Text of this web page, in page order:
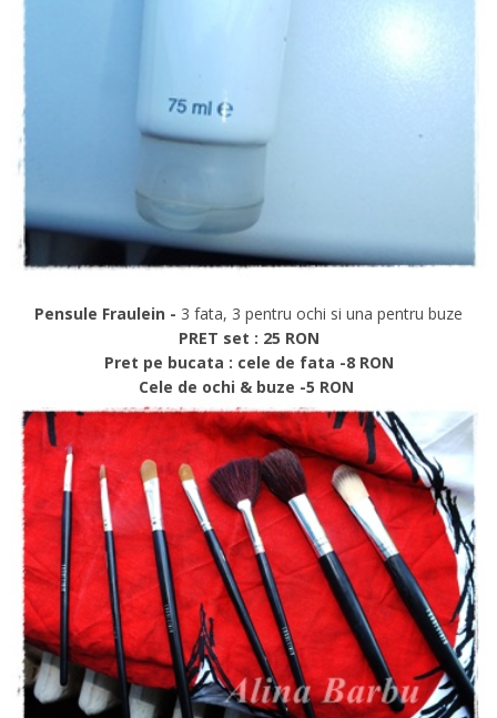
Pensule Fraulein - 3 fata, 3 pentru ochi si una pentru buze
PRET set : 25 RON
Pret pe bucata : cele de fata -8 RON
Cele de ochi & buze -5 RON